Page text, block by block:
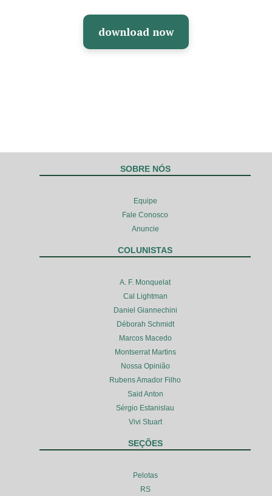
download now
SOBRE NÓS
Equipe
Fale Conosco
Anuncie
COLUNISTAS
A. F. Monquelat
Cal Lightman
Daniel Giannechini
Déborah Schmidt
Marcos Macedo
Montserrat Martins
Nossa Opinião
Rubens Amador Filho
Said Anton
Sérgio Estanislau
Vivi Stuart
SEÇÕES
Pelotas
RS